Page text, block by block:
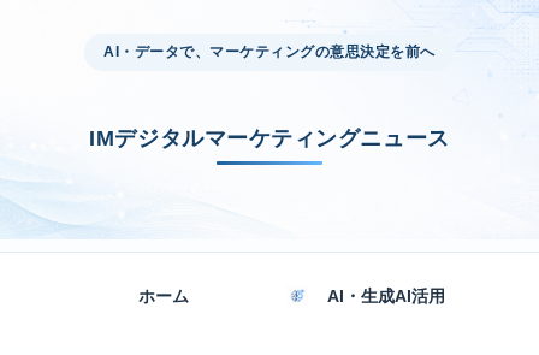
AI・データで、マーケティングの意思決定を前へ
IMデジタルマーケティングニュース
ホーム AI・生成AI活用